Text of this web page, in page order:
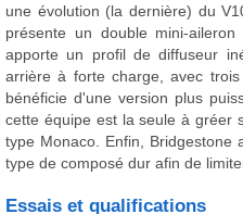
une évolution (la dernière) du
présente un double mini-
apporte un profil de diffuseur
arrière à forte charge, avec
bénéficie d'une version plus
cette équipe est la seule à gréer
type Monaco. Enfin, Bridgestone
type de composé dur afin de
Essais et qualifications